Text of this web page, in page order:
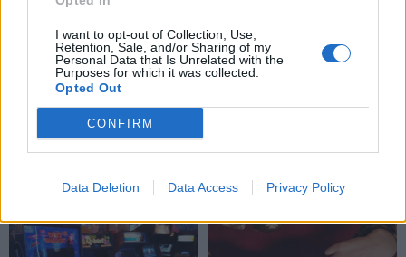
I want to opt-out of Collection, Use,
Retention, Sale, and/or Sharing of my
Personal Data that Is Unrelated with the
Purposes for which it was collected.
Opted Out
CONFIRM
Data Deletion Data Access Privacy Policy
NAUJI